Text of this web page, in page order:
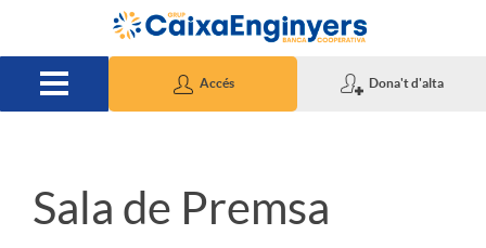
Salta al contingut principal
Accés Dona't d'alta
S
Sala de Premsa